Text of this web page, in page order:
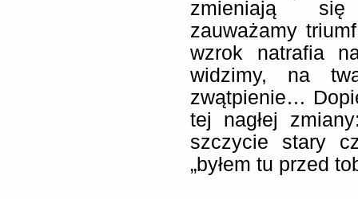
zmieniają się
zauważamy
wzrok natrafia
widzimy, na
zwątpienie…
tej nagłej
szczycie stary
„byłem tu przed